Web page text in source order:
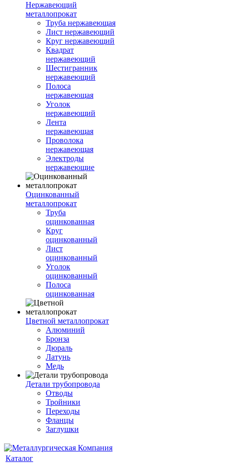
Нержавеющий
металлопрокат
Труба нержавеющая
Лист нержавеющий
Круг нержавеющий
Квадрат
нержавеющий
Шестигранник
нержавеющий
Полоса
нержавеющая
Уголок
нержавеющий
Лента
нержавеющая
Проволока
нержавеющая
Электроды
нержавеющие
Оцинкованный
металлопрокат
Труба
оцинкованная
Круг
оцинкованный
Лист
оцинкованный
Уголок
оцинкованный
Полоса
оцинкованная
Цветной металлопрокат
Алюминий
Бронза
Дюраль
Латунь
Медь
Детали трубопровода
Отводы
Тройники
Переходы
Фланцы
Заглушки
Каталог